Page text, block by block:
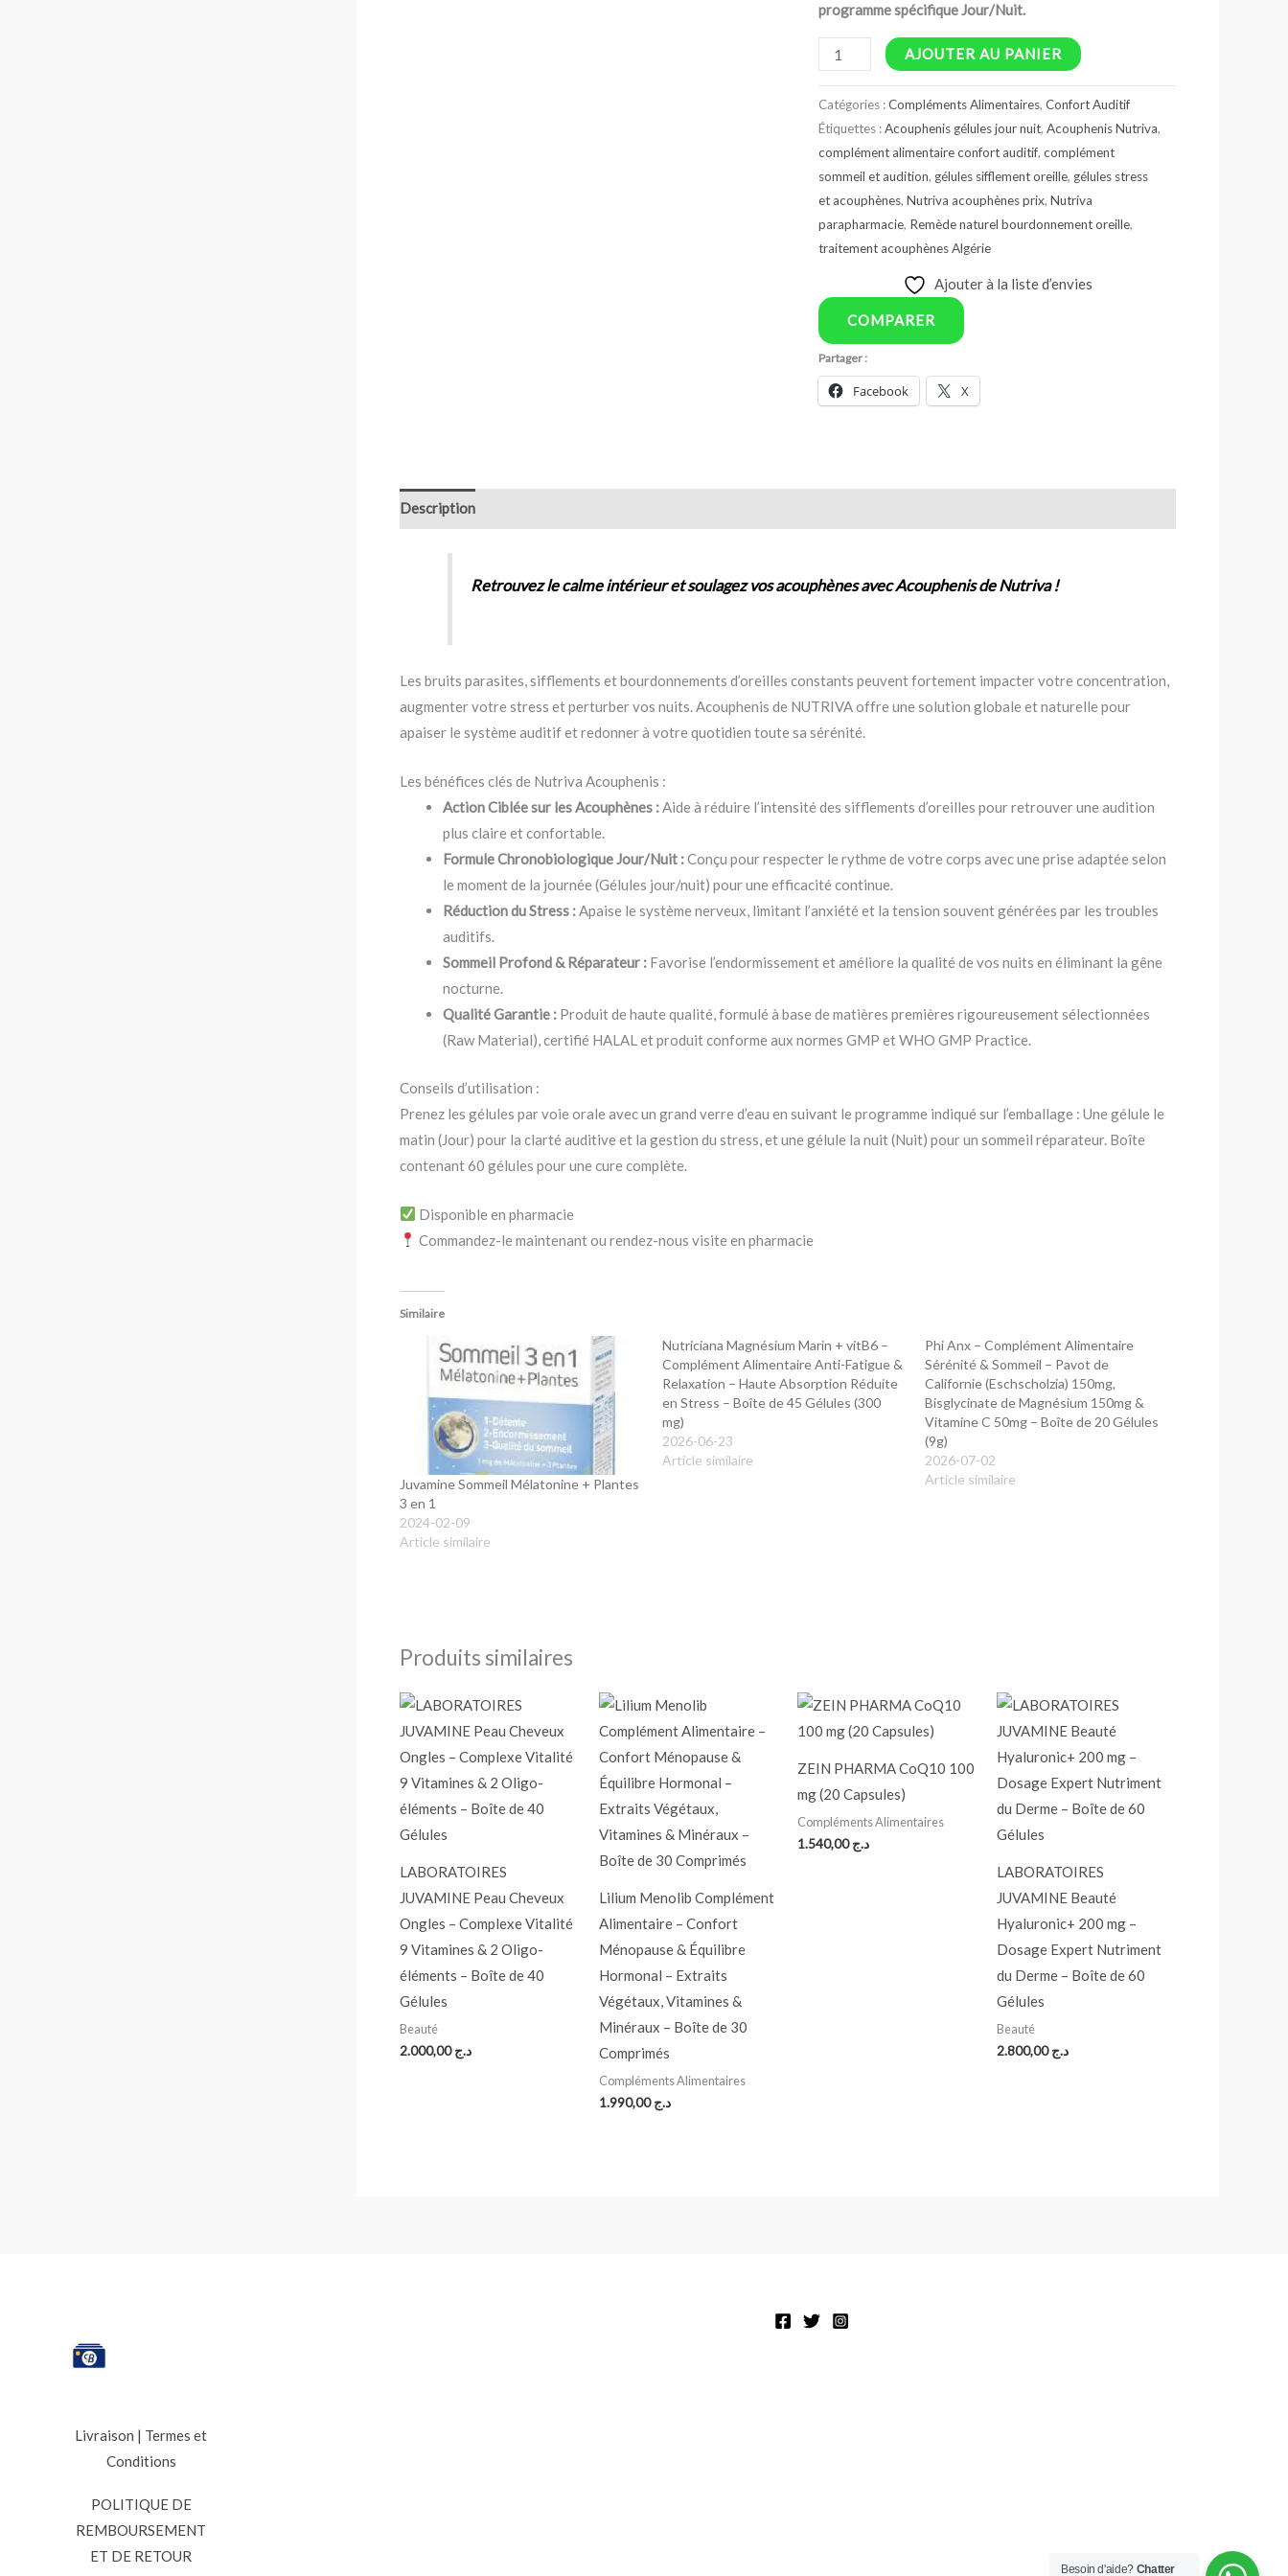
programme spécifique Jour/Nuit.
AJOUTER AU PANIER
Catégories :Compléments Alimentaires,Confort Auditif
Étiquettes :Acouphenis gélules jour nuit,Acouphenis Nutriva,
complément alimentaire confort auditif,complément
sommeil et audition, gélules sifflement oreille, gélules stress
et acouphènes,Nutriva acouphènes prix,Nutriva
parapharmacie, Remède naturel bourdonnement oreille,
traitement acouphènes Algérie
Ajouter à la liste d’envies
COMPARER
Partager :
Facebook X
Description
Retrouvez le calme intérieur et soulagez vos acouphènes avec Acouphenis de Nutriva !
Les bruits parasites, sifflements et bourdonnements d’oreilles constants peuvent fortement impacter votre concentration,
augmenter votre stress et perturber vos nuits. Acouphenis de NUTRIVA offre une solution globale et naturelle pour
apaiser le système auditif et redonner à votre quotidien toute sa sérénité.
Les bénéfices clés de Nutriva Acouphenis :
Action Ciblée sur les Acouphènes :Aide à réduire l’intensité des sifflements d’oreilles pour retrouver une audition
plus claire et confortable.
Formule Chronobiologique Jour/Nuit :Conçu pour respecter le rythme de votre corps avec une prise adaptée selon
le moment de la journée (Gélules jour/nuit) pour une efficacité continue.
Réduction du Stress :Apaise le système nerveux, limitant l’anxiété et la tension souvent générées par les troubles
auditifs.
Sommeil Profond & Réparateur : Favorise l’endormissement et améliore la qualité de vos nuits en éliminant la gêne
nocturne.
Qualité Garantie : Produit de haute qualité, formulé à base de matières premières rigoureusement sélectionnées
(Raw Material), certifié HALAL et produit conforme aux normes GMP et WHO GMP Practice.
Conseils d’utilisation :
Prenez les gélules par voie orale avec un grand verre d’eau en suivant le programme indiqué sur l’emballage : Une gélule le
matin (Jour) pour la clarté auditive et la gestion du stress, et une gélule la nuit (Nuit) pour un sommeil réparateur. Boîte
contenant 60 gélules pour une cure complète.
Disponible en pharmacie
Commandez-le maintenant ou rendez-nous visite en pharmacie
Similaire
Juvamine Sommeil Mélatonine + Plantes
3 en 1
2024-02-09
Article similaire
Nutriciana Magnésium Marin + vitB6 –
Complément Alimentaire Anti-Fatigue &
Relaxation – Haute Absorption Réduite
en Stress – Boîte de 45 Gélules (300
mg)
2026-06-23
Article similaire
Phi Anx – Complément Alimentaire
Sérénité & Sommeil – Pavot de
Californie (Eschscholzia) 150mg,
Bisglycinate de Magnésium 150mg &
Vitamine C 50mg – Boîte de 20 Gélules
(9g)
2026-07-02
Article similaire
Produits similaires
LABORATOIRES
JUVAMINE Peau Cheveux
Ongles – Complexe Vitalité
9 Vitamines & 2 Oligo-
éléments – Boîte de 40
Gélules
Beauté
د.ج2.000,00
Lilium Menolib Complément
Alimentaire – Confort
Ménopause & Équilibre
Hormonal – Extraits
Végétaux, Vitamines &
Minéraux – Boîte de 30
Comprimés
Compléments Alimentaires
د.ج1.990,00
ZEIN PHARMA CoQ10 100
mg (20 Capsules)
Compléments Alimentaires
د.ج1.540,00
LABORATOIRES
JUVAMINE Beauté
Hyaluronic+ 200 mg –
Dosage Expert Nutriment
du Derme – Boîte de 60
Gélules
Beauté
د.ج2.800,00
Livraison | Termes et
Conditions
POLITIQUE DE
REMBOURSEMENT
ET DE RETOUR
Besoin d'aide? Chatter